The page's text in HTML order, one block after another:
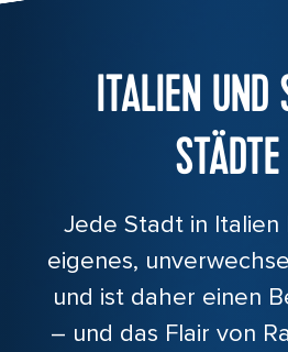
ITALIEN UND
STÄDTE
Jede Stadt in Italien
eigenes,
und ist daher einen
– und das Flair von